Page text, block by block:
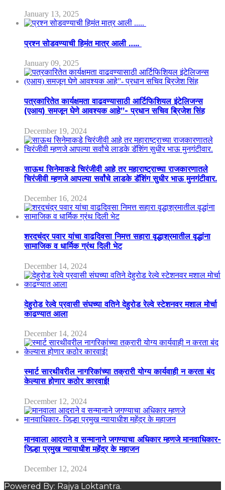
January 13, 2025
प्रश्न सोडवण्याची हिमंत मात्र आली …..
January 09, 2025
पत्रकारितेत कार्यक्षमता वाढवण्यासाठी आर्टिफिशियल इंटेलिजन्स
(एआय) समजून घेणे आवश्यक आहे”- प्रधान सचिव ब्रिजेश सिंह
December 19, 2024
साऊथ सिनेमाकडे चिरंजीवी आहे तर महाराष्ट्राच्या राजकारणातले
चिरंजीवी म्हणजे आपल्या सर्वांचे लाडके डॅशिंग सुधीर भाऊ मुनगंटीवार.
December 16, 2024
शरदचंद्र पवार यांचा वाढदिवसा निमत्त सहारा वृद्धाश्रमातील वृद्धांना
सामाजिक व धार्मिक ग्रंथ दिली भेट
December 14, 2024
देहुरोड रेल्वे प्रवासी संघच्या वतिने देहुरोड रेल्वे स्टेशनवर मशाल मोर्चा
काढण्यात आला
December 14, 2024
स्मार्ट सारथीवरील नागरिकांच्या तक्रारी योग्य कार्यवाही न करता बंद
केल्यास होणार कठोर कारवाई!
December 12, 2024
मानवाला आदराने व सन्मानाने जगण्याचा अधिकार म्हणजे मानवाधिकार-
जिल्हा प्रमुख न्यायाधीश महेंद्र के महाजन
December 12, 2024
Powered By: Rajya Loktantra.